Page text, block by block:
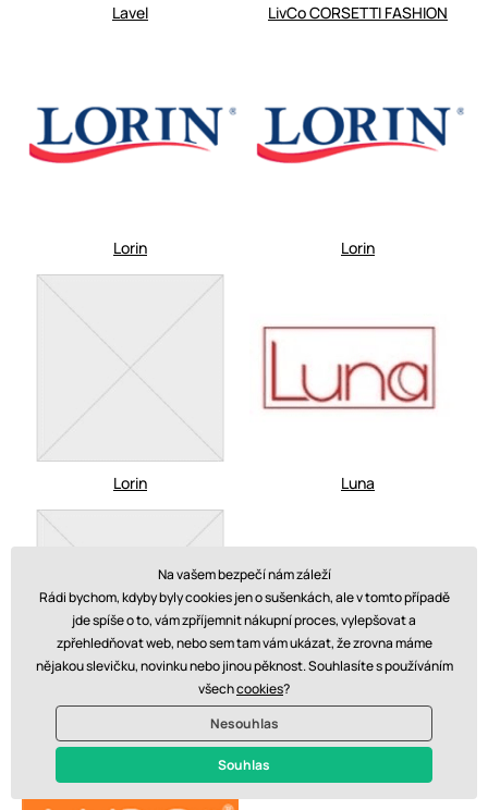
Lavel LivCo CORSETTI FASHION
Lorin Lorin
Lorin Luna
Na vašem bezpečí nám záleží
Rádi bychom, kdyby byly cookies jen o sušenkách, ale v tomto případě
jde spíše o to, vám zpříjemnit nákupní proces, vylepšovat a
zpřehledňovat web, nebo sem tam vám ukázat, že zrovna máme
nějakou slevičku, novinku nebo jinou pěknost. Souhlasíte s používáním
všechcookies?
Nesouhlas
Souhlas